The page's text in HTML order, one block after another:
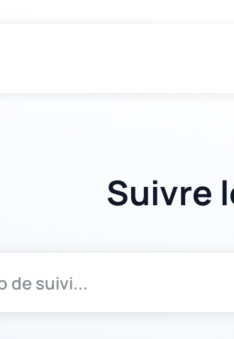
Suivre